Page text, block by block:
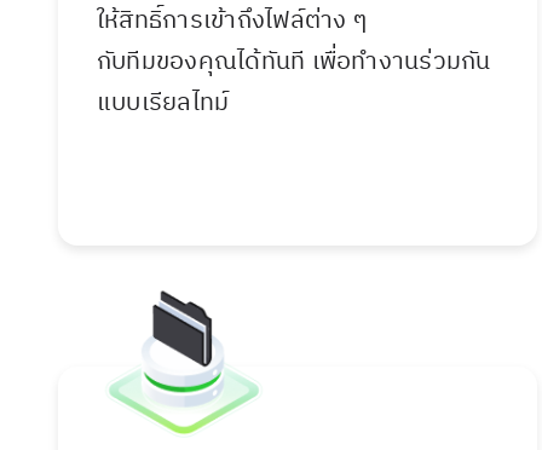
ให้สิทธิ์การเข้าถึงไฟล์ต่าง ๆ
กับทีมของคุณได้ทันที เพื่อทำงานร่วมกัน
แบบเรียลไทม์